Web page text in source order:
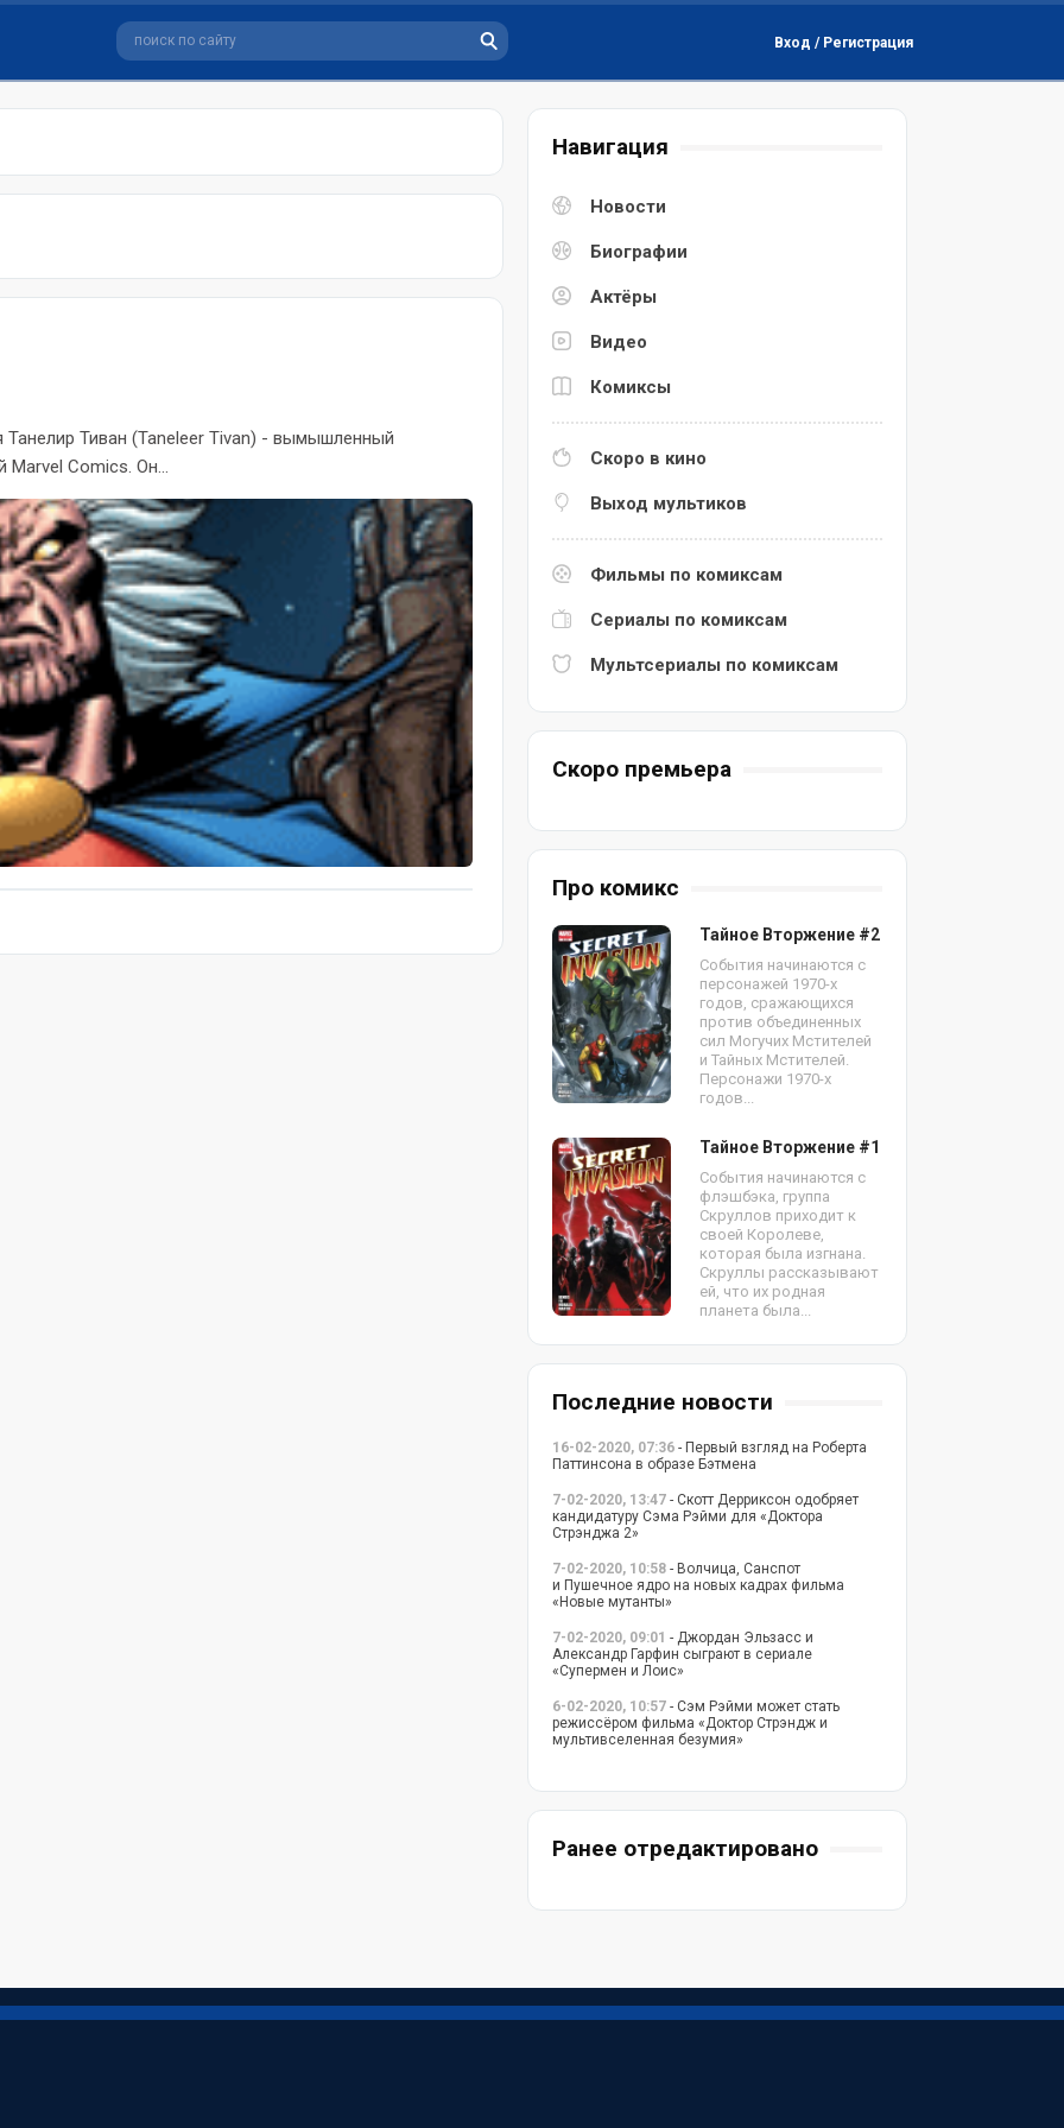
Вход / Регистрация
Тиван (Taneleer Tivan) - вымышленный
Marvel Comics. Он...
Навигация
Новости
Биографии
Актёры
Видео
Комиксы
Скоро в кино
Выход мультиков
Фильмы по комиксам
Сериалы по комиксам
Мультсериалы по комиксам
Скоро премьера
Про комикс
Тайное Вторжение #2
События начинаются с
персонажей 1970-х
годов, сражающихся
против объединенных
сил Могучих Мстителей
и Тайных Мстителей.
Персонажи 1970-х
годов...
Тайное Вторжение #1
События начинаются с
флэшбэка, группа
Скруллов приходит к
своей Королеве,
которая была изгнана.
Скруллы рассказывают
ей, что их родная
планета была...
Последние новости
16-02-2020, 07:36 - Первый взгляд на Роберта
Паттинсона в образе Бэтмена
7-02-2020, 13:47 - Скотт Дерриксон одобряет
кандидатуру Сэма Рэйми для «Доктора
Стрэнджа 2»
7-02-2020, 10:58 - Волчица, Санспот
и Пушечное ядро на новых кадрах фильма
«Новые мутанты»
7-02-2020, 09:01 - Джордан Эльзасс и
Александр Гарфин сыграют в сериале
«Супермен и Лоис»
6-02-2020, 10:57 - Сэм Рэйми может стать
режиссёром фильма «Доктор Стрэндж и
мультивселенная безумия»
Ранее отредактировано